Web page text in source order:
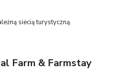
siecią turystyczną.
Farm & Farmstay